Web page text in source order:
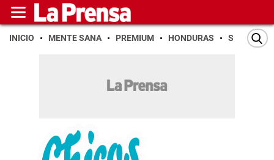
INICIO MENTE SANA PREMIUM HONDURAS SAN PEDRO